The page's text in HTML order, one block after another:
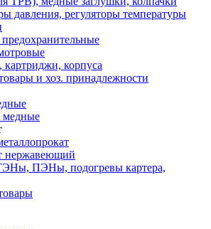
давления, регуляторы температуры
корпуса
и хоз. принадлежности
нержавеющий
ПЭНы, подогревы картера,